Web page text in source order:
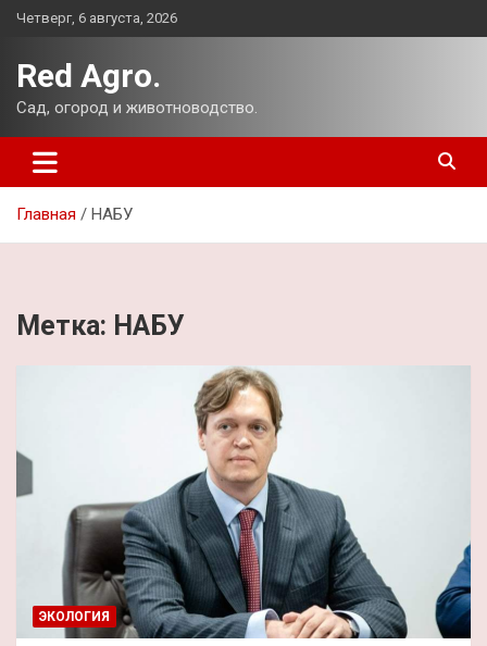
Перейти
Четверг, 6 августа, 2026
Red Agro.
Сад, огород и животноводство.
Главная НАБУ
Метка: НАБУ
ЭКОЛОГИЯ